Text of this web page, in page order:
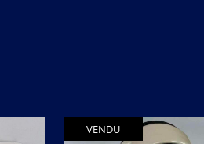
VENDU